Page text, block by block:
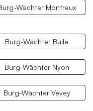
Wächter Montreux
Burg-Wächter Bulle
Burg-Wächter Nyon
Burg-Wächter Vevey